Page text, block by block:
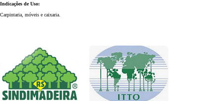
Indicações de Uso:
Carpintaria, móveis e caixaria.